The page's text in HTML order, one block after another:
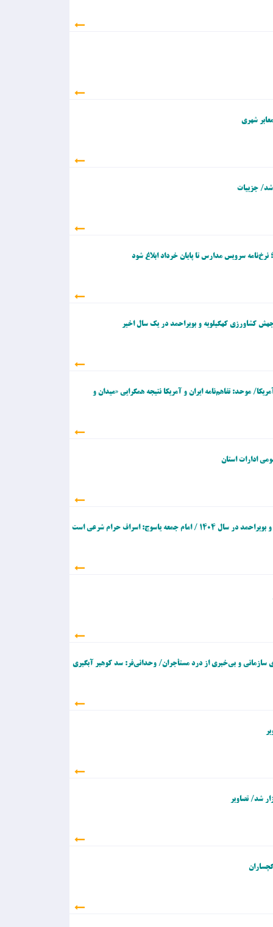
شهری
شد/ جزییات
سرویس مدارس تا پایان خرداد ابلاغ شود
موحد: تفاهم‌نامه ایران و آمریکا نتیجه همگرایی «میدان و
ادارات استان
سازمانی و بی‌خبری از درد مستأجران/ وحدانی‌فر: سد کوهبر آبگیری
شد/ تصاویر